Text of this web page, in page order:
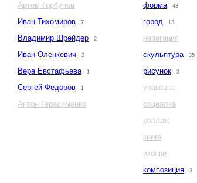
Артем Горбунов
Иван Тихомиров
7
Владимир Шрейдер 2
Иван Оленкевич 2
Вера Евстафьева 1
Сергей Федоров 1
Антон Герасименко
форма
43
город 13
навигация
скульптура
35
рисунок 3
упаковка
социалка
коллаж
книга
иконки
композиция
3